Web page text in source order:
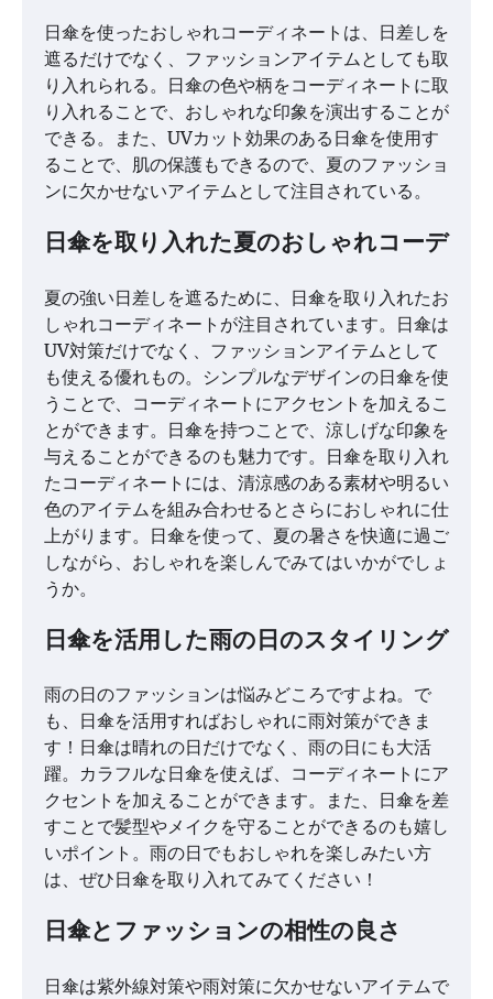
日傘を使ったおしゃれコーディネートは、日差しを
遮るだけでなく、ファッションアイテムとしても取
り入れられる。日傘の色や柄をコーディネートに取
り入れることで、おしゃれな印象を演出することが
できる。また、UVカット効果のある日傘を使用す
ることで、肌の保護もできるので、夏のファッショ
ンに欠かせないアイテムとして注目されている。
日傘を取り入れた夏のおしゃれコーデ
夏の強い日差しを遮るために、日傘を取り入れたお
しゃれコーディネートが注目されています。日傘は
UV対策だけでなく、ファッションアイテムとして
も使える優れもの。シンプルなデザインの日傘を使
うことで、コーディネートにアクセントを加えるこ
とができます。日傘を持つことで、涼しげな印象を
与えることができるのも魅力です。日傘を取り入れ
たコーディネートには、清涼感のある素材や明るい
色のアイテムを組み合わせるとさらにおしゃれに仕
上がります。日傘を使って、夏の暑さを快適に過ご
しながら、おしゃれを楽しんでみてはいかがでしょ
うか。
日傘を活用した雨の日のスタイリング
雨の日のファッションは悩みどころですよね。で
も、日傘を活用すればおしゃれに雨対策ができま
す！日傘は晴れの日だけでなく、雨の日にも大活
躍。カラフルな日傘を使えば、コーディネートにア
クセントを加えることができます。また、日傘を差
すことで髪型やメイクを守ることができるのも嬉し
いポイント。雨の日でもおしゃれを楽しみたい方
は、ぜひ日傘を取り入れてみてください！
日傘とファッションの相性の良さ
日傘は紫外線対策や雨対策に欠かせないアイテムで